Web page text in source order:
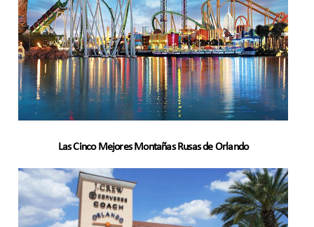
Las Cinco Mejores Montañas Rusas de Orlando